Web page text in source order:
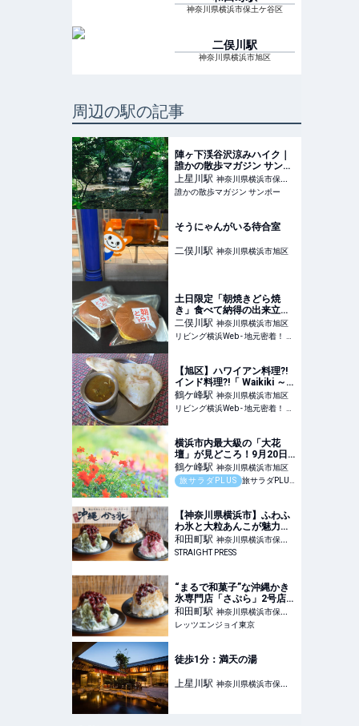
神奈川県横浜市保土ケ谷区
二俣川駅
神奈川県横浜市旭区
周辺の駅の記事
陣ヶ下渓谷沢涼みハイク｜
誰かの散歩マガジン サンポ
ー
上星川駅 神奈川県横浜市保土
ケ谷区
誰かの散歩マガジン サンポー
そうにゃんがいる待合室
二俣川駅 神奈川県横浜市旭区
土日限定「朝焼きどら焼
き」食べて納得の出来立て
の味！【菓匠寿々木】旭区
二俣川駅 神奈川県横浜市旭区
リビング横浜Web - 地元密着！ 横浜、元町・中華街、みなとみらいほかのグルメ、イベント、お出かけ、習い事情報
【旭区】ハワイアン料理?!
インド料理?!「 Waikiki ～
ワイキキ～鶴ヶ峰店」
鶴ケ峰駅 神奈川県横浜市旭区
リビング横浜Web - 地元密着！ 横浜、元町・中華街、みなとみらいほかのグルメ、イベント、お出かけ、習い事情報
横浜市内最大級の「大花
壇」が見どころ！9月20日
（土）から「秋の里山ガー
デンフェスタ」が開催
鶴ケ峰駅 神奈川県横浜市旭区
旅サラダPLUS
旅サラダPLUS｜朝日放送
【神奈川県横浜市】ふわふ
わ氷と大粒あんこが魅力の
沖縄かき氷専門店
「SAPURA」が横浜に初上
和田町駅 神奈川県横浜市保土
ケ谷区
STRAIGHT PRESS
“まるで和菓子”な沖縄かき
氷専門店「さぷら」2号店
が横浜にオープン｜レッツ
エンジョイ東京
和田町駅 神奈川県横浜市保土
ケ谷区
レッツエンジョイ東京
徒歩1分：満天の湯
上星川駅 神奈川県横浜市保土